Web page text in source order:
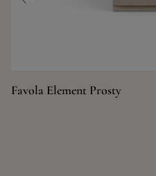
Favola Element Prosty